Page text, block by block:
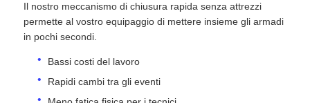
Contattaci
Casi
Il nostro meccanismo di chiusura rapida senza attrezzi
permette al vostro equipaggio di mettere insieme gli armadi
in pochi secondi.
Bassi costi del lavoro
Rapidi cambi tra gli eventi